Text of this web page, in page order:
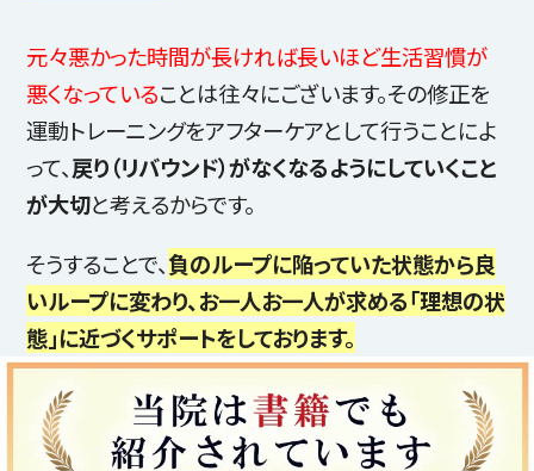
元々悪かった時間が長ければ長いほど生活習慣が
悪くなっていることは往々にございます。その修正を
運動トレーニングをアフターケアとして行うことによ
って、戻り（リバウンド）がなくなるようにしていくこと
が大切と考えるからです。
そうすることで、負のループに陥っていた状態から良
いループに変わり、お一人お一人が求める「理想の状
態」に近づくサポートをしております。